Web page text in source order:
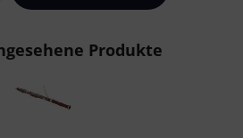
Produkte